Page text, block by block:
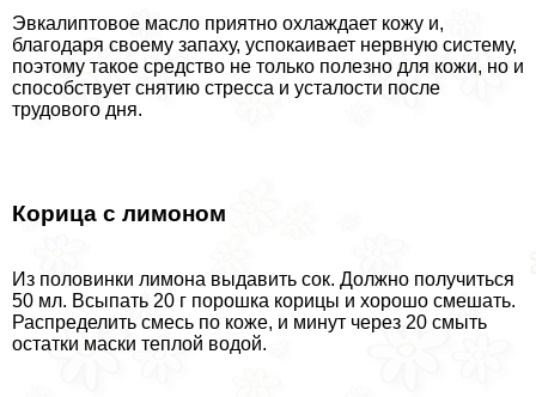
Эвкалиптовое масло приятно охлаждает кожу и,
благодаря своему запаху, успокаивает нервную систему,
поэтому такое средство не только полезно для кожи, но и
способствует снятию стресса и усталости после
трудового дня.
Корица с лимоном
Из половинки лимона выдавить сок. Должно получиться
50 мл. Всыпать 20 г порошка корицы и хорошо смешать.
Распределить смесь по коже, и минут через 20 смыть
остатки маски теплой водой.